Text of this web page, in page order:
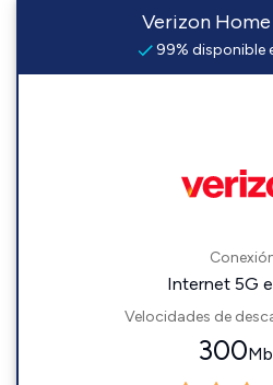
Verizon
99% disponible
Internet 5G
Velocidades de
300